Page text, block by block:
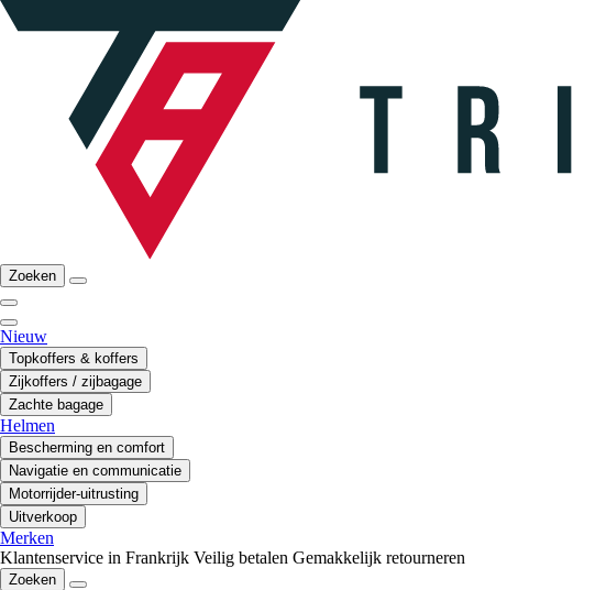
Zoeken
Nieuw
Topkoffers & koffers
Zijkoffers / zijbagage
Zachte bagage
Helmen
Bescherming en comfort
Navigatie en communicatie
Motorrijder-uitrusting
Uitverkoop
Merken
Klantenservice in Frankrijk Veilig betalen Gemakkelijk retourneren
Zoeken